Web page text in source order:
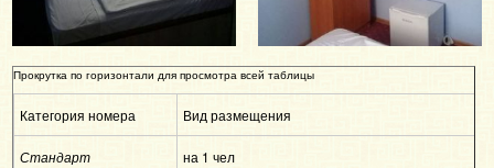
Категория номера Вид размещения
Стандарт на 1 чел